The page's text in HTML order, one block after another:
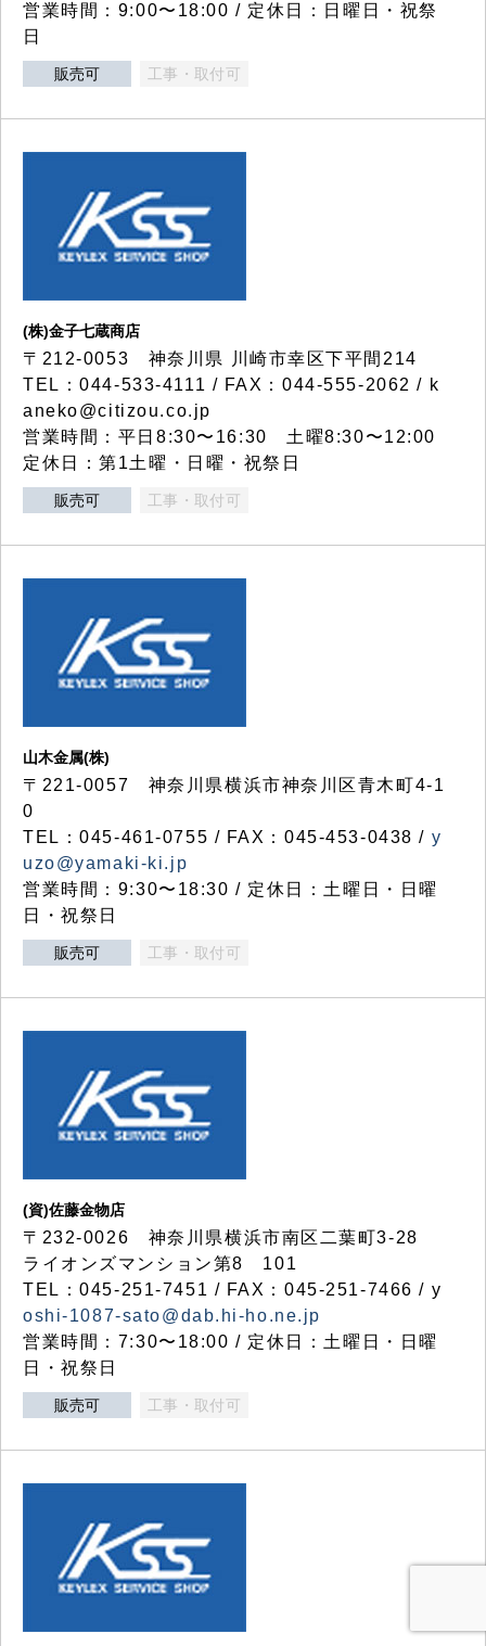
営業時間：9:00〜18:00 / 定休日：日曜日・祝祭
日
販売可 工事・取付可
(株)金子七蔵商店
〒212-0053 神奈川県 川崎市幸区下平間214
TEL：044-533-4111 / FAX：044-555-2062 / k
aneko@citizou.co.jp
営業時間：平日8:30〜16:30 土曜8:30〜12:00
定休日：第1土曜・日曜・祝祭日
販売可 工事・取付可
山木金属(株)
〒221-0057 神奈川県横浜市神奈川区青木町4-1
0
TEL：045-461-0755 / FAX：045-453-0438 / y
uzo@yamaki-ki.jp
営業時間：9:30〜18:30 / 定休日：土曜日・日曜
日・祝祭日
販売可 工事・取付可
(資)佐藤金物店
〒232-0026 神奈川県横浜市南区二葉町3-28
ライオンズマンション第8 101
TEL：045-251-7451 / FAX：045-251-7466 / y
oshi-1087-sato@dab.hi-ho.ne.jp
営業時間：7:30〜18:00 / 定休日：土曜日・日曜
日・祝祭日
販売可 工事・取付可